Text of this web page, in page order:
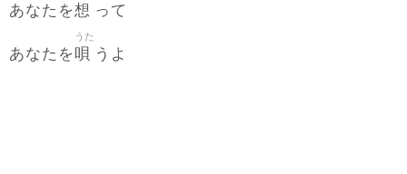
あなたを想 って
あなたを唄
うた
うよ